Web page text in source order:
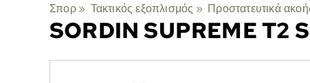
Σπορ‪» Τακτικός εξοπλισμός ‪» Προστατευτικά
SORDIN SUPREME T2